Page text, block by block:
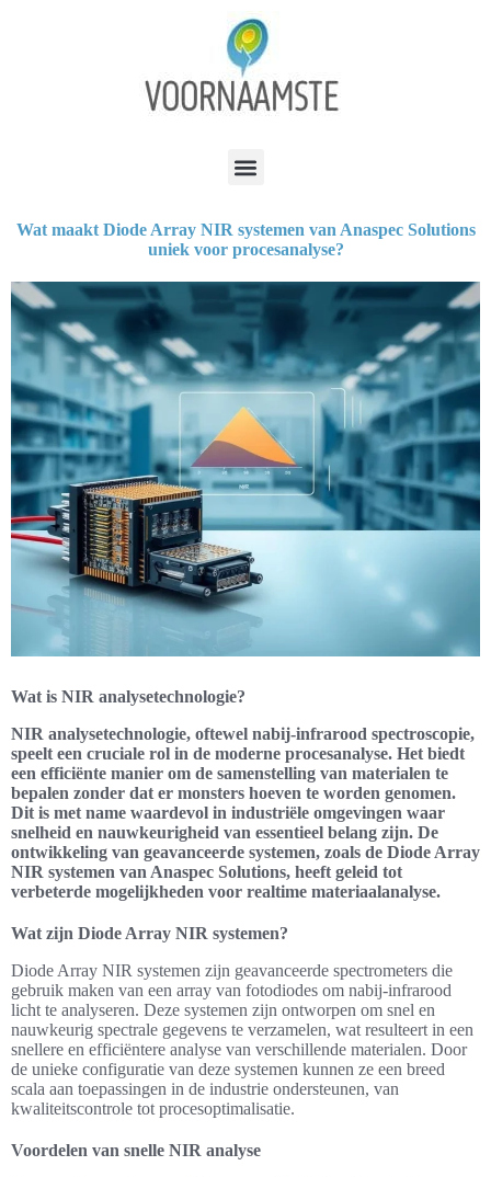
Wat maakt Diode Array NIR systemen van Anaspec Solutions
uniek voor procesanalyse?
Wat is NIR analysetechnologie?
NIR analysetechnologie, oftewel nabij-infrarood spectroscopie,
speelt een cruciale rol in de moderne procesanalyse. Het biedt
een efficiënte manier om de samenstelling van materialen te
bepalen zonder dat er monsters hoeven te worden genomen.
Dit is met name waardevol in industriële omgevingen waar
snelheid en nauwkeurigheid van essentieel belang zijn. De
ontwikkeling van geavanceerde systemen, zoals de Diode Array
NIR systemen van Anaspec Solutions, heeft geleid tot
verbeterde mogelijkheden voor realtime materiaalanalyse.
Wat zijn Diode Array NIR systemen?
Diode Array NIR systemen zijn geavanceerde spectrometers die
gebruik maken van een array van fotodiodes om nabij-infrarood
licht te analyseren. Deze systemen zijn ontworpen om snel en
nauwkeurig spectrale gegevens te verzamelen, wat resulteert in een
snellere en efficiëntere analyse van verschillende materialen. Door
de unieke configuratie van deze systemen kunnen ze een breed
scala aan toepassingen in de industrie ondersteunen, van
kwaliteitscontrole tot procesoptimalisatie.
Voordelen van snelle NIR analyse